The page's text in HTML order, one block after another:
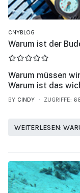
CNYBLOG
Warum ist der
Warum müssen
Warum ist das
BY CINDY ZUGRIFFE:
WEITERLESEN: